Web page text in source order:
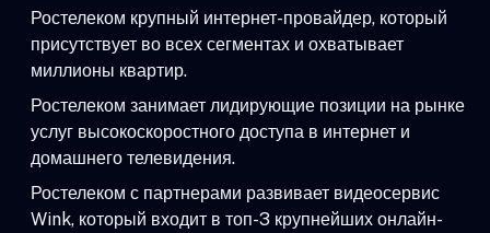
Ростелеком крупный интернет-провайдер, который
присутствует во всех сегментах и охватывает
миллионы квартир.
Ростелеком занимает лидирующие позиции на рынке
услуг высокоскоростного доступа в интернет и
домашнего телевидения.
Ростелеком с партнерами развивает видеосервис
Wink, который входит в топ-3 крупнейших онлайн-